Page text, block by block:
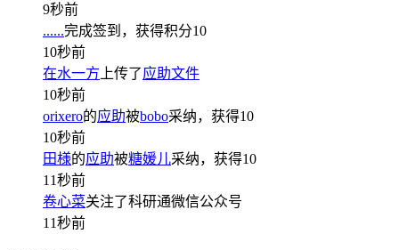
9秒前
......完成签到，获得积分10
10秒前
在水一方 上传了应助文件
10秒前
orixero的应助被bobo采纳，获得10
10秒前
田様的应助被糖媛儿采纳，获得10
11秒前
卷心菜关注了科研通微信公众号
11秒前